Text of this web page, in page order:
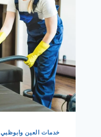
خدمات العين وابوظبي